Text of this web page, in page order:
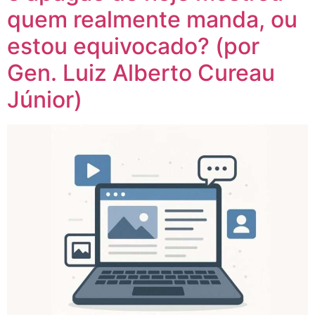
quem realmente manda, ou
estou equivocado? (por
Gen. Luiz Alberto Cureau
Júnior)